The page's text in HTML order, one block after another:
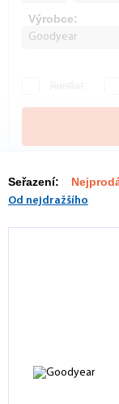
Výrobce:
Seřazení:
Od nejdražšího